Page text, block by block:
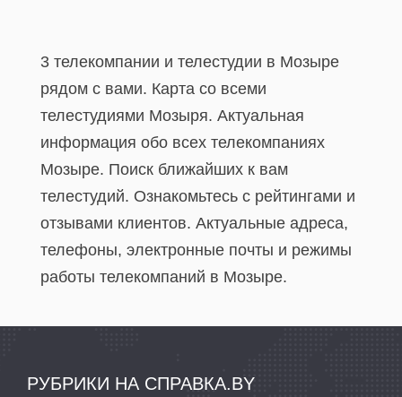
3 телекомпании и телестудии в Мозыре
рядом с вами. Карта со всеми
телестудиями Мозыря. Актуальная
информация обо всех телекомпаниях
Мозыре. Поиск ближайших к вам
телестудий. Ознакомьтесь с рейтингами и
отзывами клиентов. Актуальные адреса,
телефоны, электронные почты и режимы
работы телекомпаний в Мозыре.
РУБРИКИ НА СПРАВКА.BY